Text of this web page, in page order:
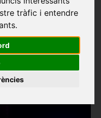
tràfic i entendre